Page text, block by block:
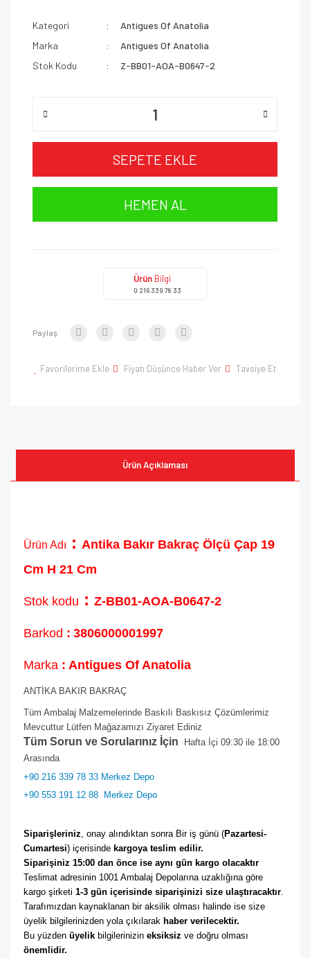
Kategori
Antigues Of Anatolia
Marka
Antigues Of Anatolia
Stok Kodu
Z-BB01-AOA-B0647-2
SEPETE EKLE
HEMEN AL
Ürün Bilgi
0 216 339 78 33
Paylaş:
Favorilerime Ekle Fiyatı Düşünce Haber Ver Tavsiye Et
Ürün Açıklaması
Ürün Adı : Antika Bakır Bakraç Ölçü Çap 19
Cm H 21 Cm
Stok kodu : Z-BB01-AOA-B0647-2
Barkod : 3806000001997
Marka : Antigues Of Anatolia
ANTİKA BAKIR BAKRAÇ
Tüm Ambalaj Malzemelerinde Baskılı Baskısız Çözümlerimiz
Mevcuttur Lütfen Mağazamızı Ziyaret Ediniz
Tüm Sorun ve Sorularınız İçin Hafta İçi 09:30 ile 18:00
Arasında
+90 216 339 78 33 Merkez Depo
+90 553 191 12 88 Merkez Depo
Siparişleriniz , onay alındıktan sonra Bir iş günü (Pazartesi-
Cumartesi) içerisinde kargoya teslim edilir.
Siparişiniz 15:00 dan önce ise aynı gün kargo olacaktır
Teslimat adresinin 1001 Ambalaj Depolarına uzaklığına göre
kargo şirketi 1-3 gün içerisinde siparişinizi size ulaştıracaktır
Tarafımızdan kaynaklanan bir aksilik olması halinde ise size
üyelik bilgilerinizden yola çıkılarak haber verilecektir.
Bu yüzden üyelik bilgilerinizin eksiksiz
önemlidir.